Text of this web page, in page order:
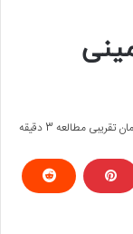
تقریبی مطالعه 3 دقیقه